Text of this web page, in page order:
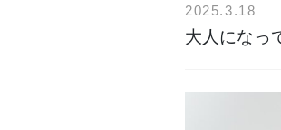
2025.3.18
大人になっ